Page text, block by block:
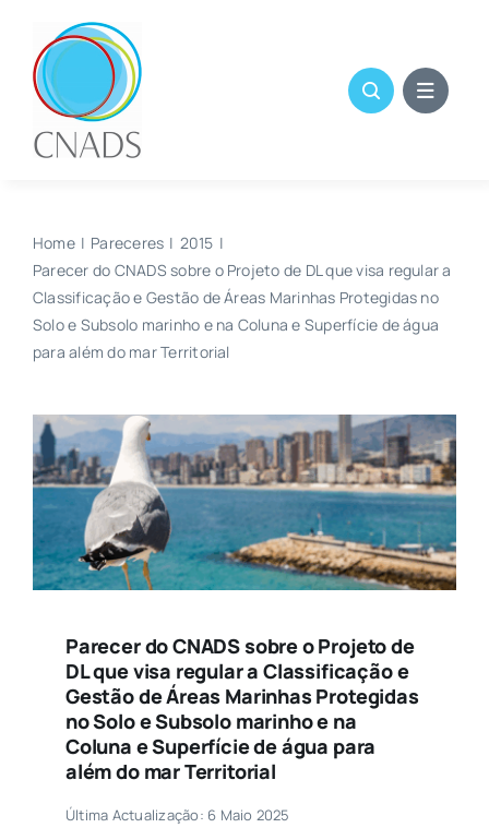
content
Home Pareceres
2015
Parecer do CNADS sobre o Projeto de DL que visa regular a
Classificação e Gestão de Áreas Marinhas Protegidas no
Solo e Subsolo marinho e na Coluna e Superfície de água
para além do mar Territorial
Parecer do CNADS sobre o Projeto de
DL que visa regular a Classificação e
Gestão de Áreas Marinhas Protegidas
no Solo e Subsolo marinho e na
Coluna e Superfície de água para
além do mar Territorial
Última Actualização: 6 Maio 2025